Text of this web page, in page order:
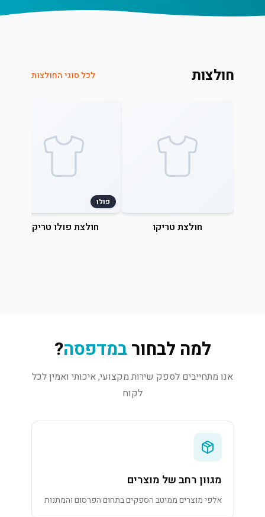
חולצות לכל סוגי החולצות
חולצת טריקו
פולו
חולצת פולו טריקו
למה לבחורבמדפסה?
אנו מתחייבים לספק שירות מקצועי, איכותי ואמין לכל
לקוח
מגוון רחב של מוצרים
אלפי מוצרים ממיטב הספקים בתחום הפרסום והמתנות